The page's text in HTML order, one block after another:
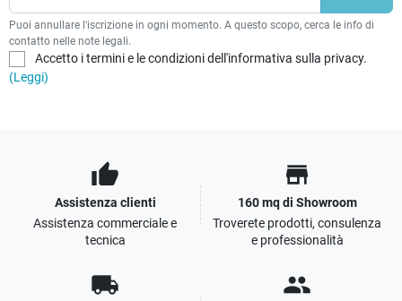
Puoi annullare l'iscrizione in ogni momento. A questo scopo, cerca le info di
contatto nelle note legali.
Accetto i termini e le condizioni dell'informativa sulla privacy.
(Leggi)
thumb_up
Assistenza clienti
Assistenza commerciale e
tecnica
store
160 mq di Showroom
Troverete prodotti, consulenza
e professionalità
local_shipping people